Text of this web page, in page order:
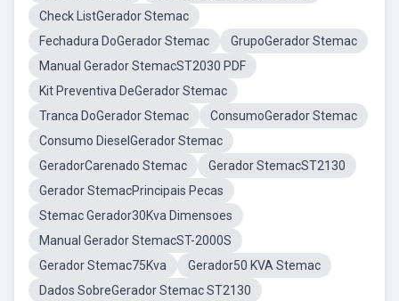
Check ListGerador Stemac
Fechadura DoGerador Stemac
GrupoGerador Stemac
Manual Gerador StemacST2030 PDF
Kit Preventiva DeGerador Stemac
Tranca DoGerador Stemac
ConsumoGerador Stemac
Consumo DieselGerador Stemac
GeradorCarenado Stemac
Gerador StemacST2130
Gerador StemacPrincipais Pecas
Stemac Gerador30Kva Dimensoes
Manual Gerador StemacST-2000S
Gerador Stemac75Kva
Gerador50 KVA Stemac
Dados SobreGerador Stemac ST2130